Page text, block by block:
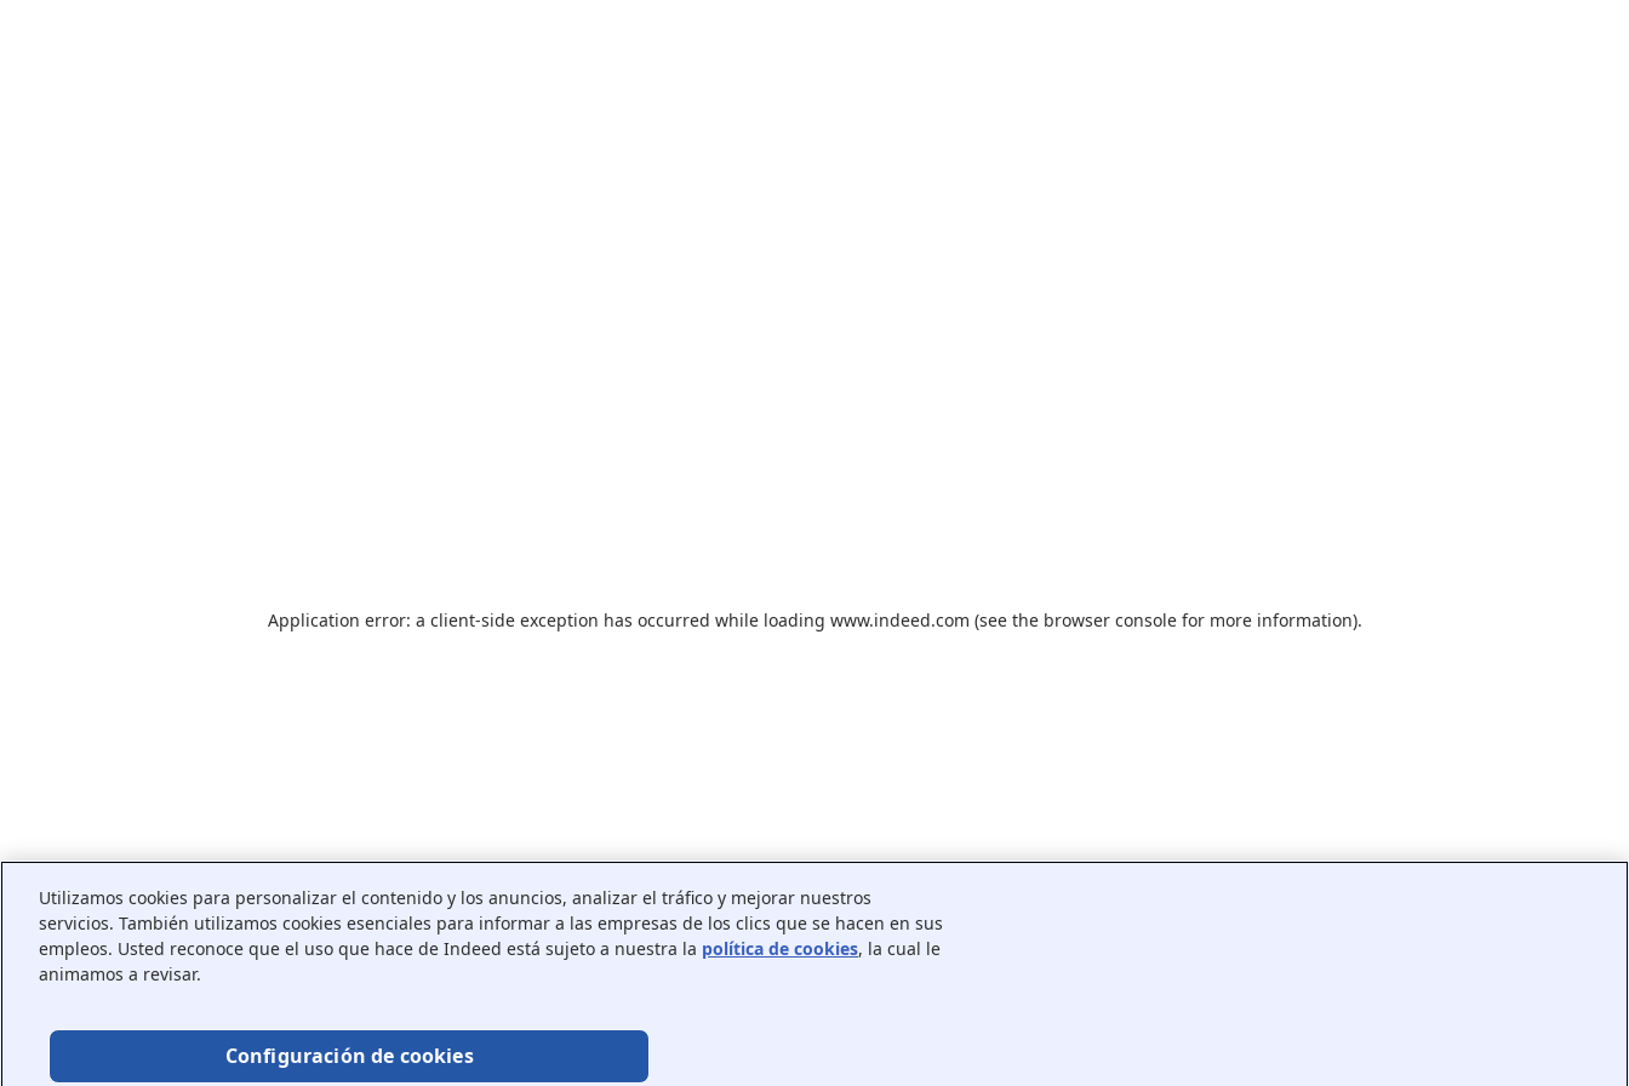
Application error: a client-side exception has occurred while loading www.indeed.com (see the browser consolefor more information).
Utilizamos cookies para personalizar el contenido y los anuncios, analizar el tráfico y mejorar nuestros
servicios. También utilizamos cookies esenciales para informar a las empresas de los clics que se hacen en sus
empleos. Usted reconoce que el uso que hace de Indeed está sujeto a nuestra la política de cookies, la cual le
animamos a revisar.
Configuración de cookies